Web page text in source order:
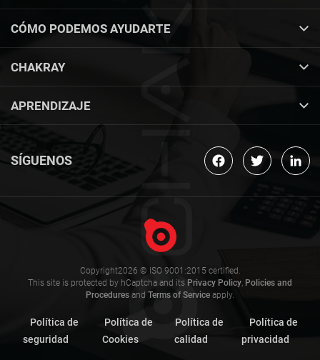
CÓMO PODEMOS AYUDARTE
CHAKRAY
APRENDIZAJE
SÍGUENOS
Copyright2026 © ISO 9001:2015 certified.
This site is protected by hCaptcha and its Privacy Policy Policies and
Procedures and Terms of Service apply.
Política de
seguridad
Política de
Cookies
Política de
calidad
Política de
privacidad